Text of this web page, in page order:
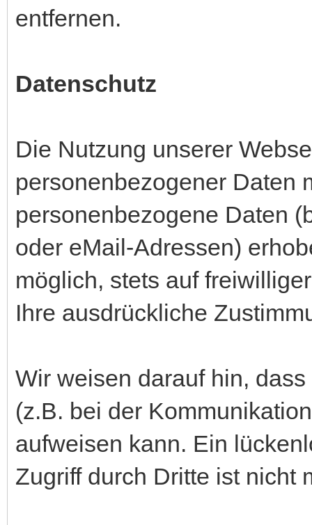
entfernen.
Datenschutz
Die Nutzung unserer
personenbezogener Daten
personenbezogene Daten
oder eMail-Adressen)
möglich, stets auf
Ihre ausdrückliche
Wir weisen darauf hin,
(z.B. bei der
aufweisen kann. Ein
Zugriff durch Dritte ist nicht